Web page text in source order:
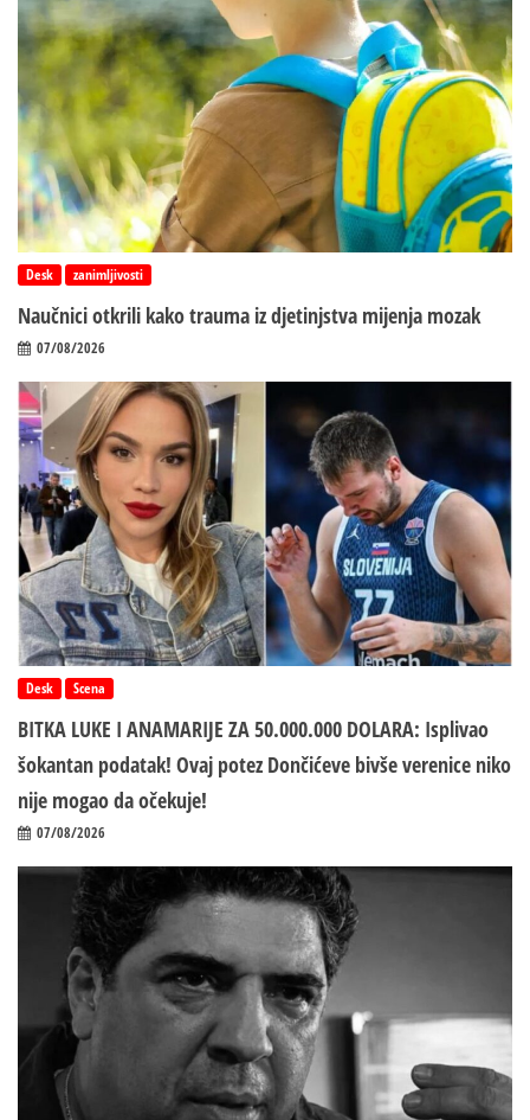
Desk zanimljivosti
Naučnici otkrili kako trauma iz d‌jetinjstva mijenja mozak
07/08/2026
Desk Scena
BITKA LUKE I ANAMARIJE ZA 50.000.000 DOLARA: Isplivao
šokantan podatak! Ovaj potez Dončićeve bivše verenice niko
nije mogao da očekuje!
07/08/2026